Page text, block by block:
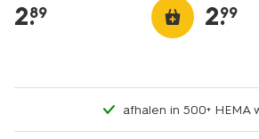
2.
89 2.
99
afhalen in 500+ HEMA